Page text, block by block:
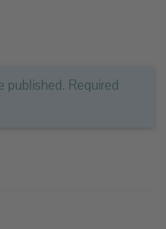
published. Required